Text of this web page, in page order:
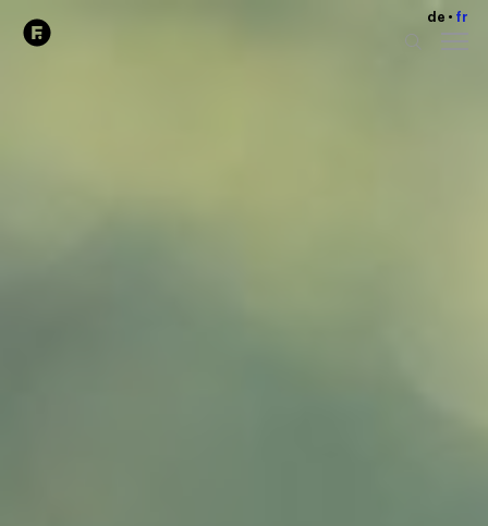
de fr